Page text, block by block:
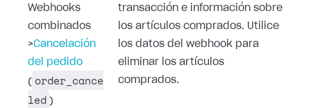
Webhooks
combinados
>Cancelación
del pedido
( order_cance
led )
transacción e información sobre
los artículos comprados. Utilice
los datos del webhook para
eliminar los artículos
comprados.